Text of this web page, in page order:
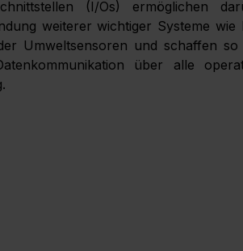
(I/Os) ermöglichen
weiterer wichtiger Systeme wie
Umweltsensoren und schaffen so
über alle